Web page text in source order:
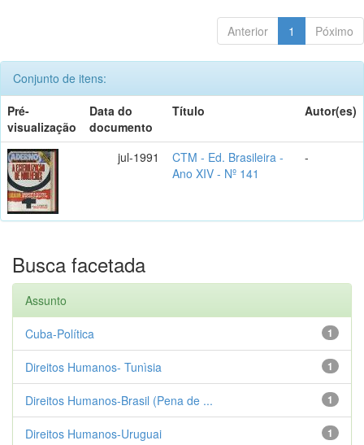
Anterior 1 Póximo
Conjunto de itens:
Pré-
visualização
Data do
documento
Título Autor(es)
jul-1991
CTM - Ed. Brasileira -
Ano XIV - Nº 141
-
Busca facetada
Assunto
1
Cuba-Política
1
Direitos Humanos- Tunìsia
1
Direitos Humanos-Brasil (Pena de ...
1
Direitos Humanos-Uruguai